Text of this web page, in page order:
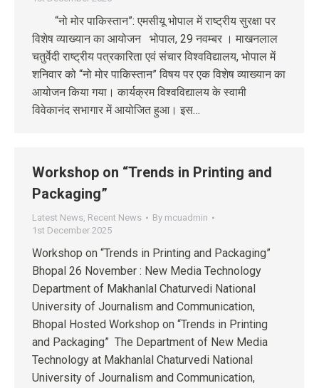
“नो मोर पाकिस्तान”: एमसीयू भोपाल में राष्ट्रीय सुरक्षा पर
विशेष व्याख्यान का आयोजन भोपाल, 29 नवम्बर । माखनलाल
चतुर्वेदी राष्ट्रीय पत्रकारिता एवं संचार विश्वविद्यालय, भोपाल में
शनिवार को “नो मोर पाकिस्तान” विषय पर एक विशेष व्याख्यान का
आयोजन किया गया। कार्यक्रम विश्वविद्यालय के स्वामी
विवेकानंद सभागार में आयोजित हुआ। इस…
Workshop on “Trends in Printing and
Packaging”
Latest News, Recent News By mcuadmin
1st December 2025
Workshop on “Trends in Printing and Packaging”
Bhopal 26 November : New Media Technology
Department of Makhanlal Chaturvedi National
University of Journalism and Communication,
Bhopal Hosted Workshop on “Trends in Printing
and Packaging” The Department of New Media
Technology at Makhanlal Chaturvedi National
University of Journalism and Communication,